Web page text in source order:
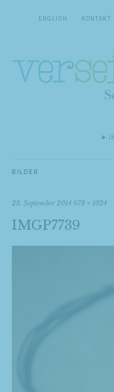
ENGLISH KONTAKT
BILDER
23. September 2014 678 × 1024
IMGP7739